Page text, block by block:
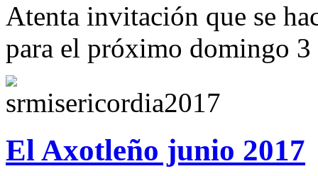
Atenta invitación que se
para el próximo domingo 3
El Axotleño junio 2017